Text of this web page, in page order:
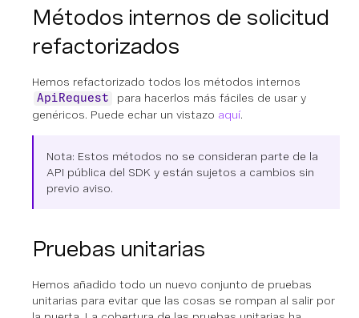
Métodos internos de solicitud
refactorizados
Hemos refactorizado todos los métodos internos
ApiRequest
para hacerlos más fáciles de usar y
genéricos. Puede echar un vistazo aquí.
Nota: Estos métodos no se consideran parte de la
API pública del SDK y están sujetos a cambios sin
previo aviso.
Pruebas unitarias
Hemos añadido todo un nuevo conjunto de pruebas
unitarias para evitar que las cosas se rompan al salir por